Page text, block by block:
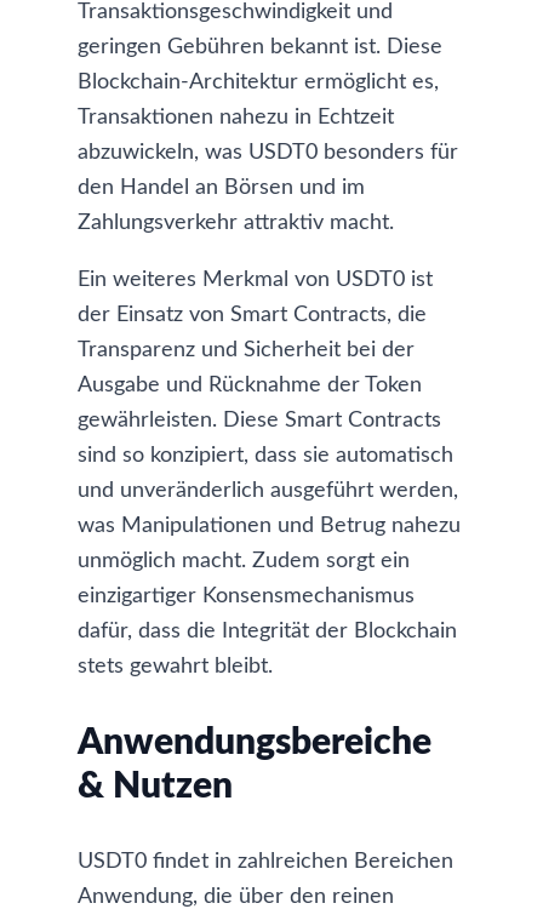
Transaktionsgeschwindigkeit und
geringen Gebühren bekannt ist. Diese
Blockchain-Architektur ermöglicht es,
Transaktionen nahezu in Echtzeit
abzuwickeln, was USDT0 besonders für
den Handel an Börsen und im
Zahlungsverkehr attraktiv macht.
Ein weiteres Merkmal von USDT0 ist
der Einsatz von Smart Contracts, die
Transparenz und Sicherheit bei der
Ausgabe und Rücknahme der Token
gewährleisten. Diese Smart Contracts
sind so konzipiert, dass sie automatisch
und unveränderlich ausgeführt werden,
was Manipulationen und Betrug nahezu
unmöglich macht. Zudem sorgt ein
einzigartiger Konsensmechanismus
dafür, dass die Integrität der Blockchain
stets gewahrt bleibt.
Anwendungsbereiche
& Nutzen
USDT0 findet in zahlreichen Bereichen
Anwendung, die über den reinen